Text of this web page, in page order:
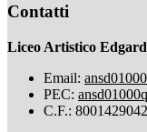
Contatti
Liceo Artistico
Email:
PEC:
C.F.: